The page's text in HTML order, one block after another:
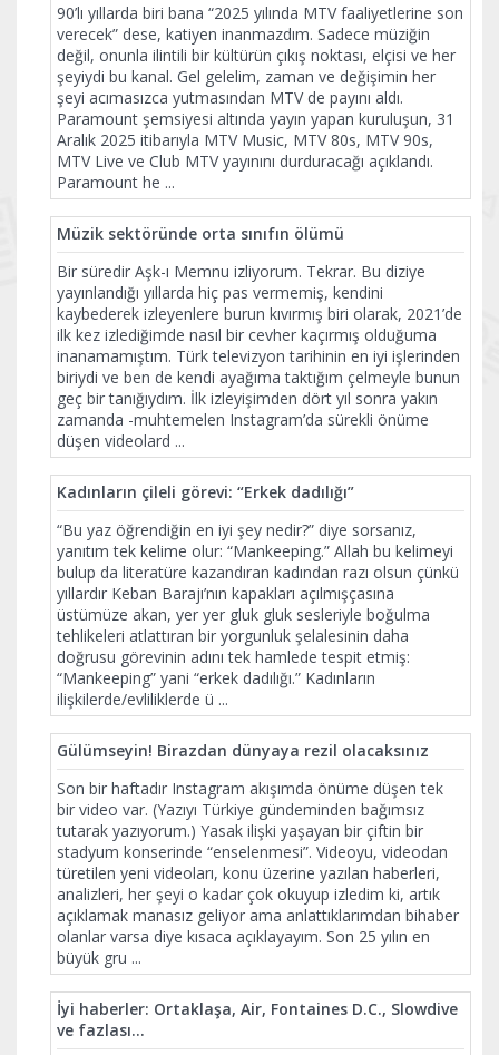
90’lı yıllarda biri bana “2025 yılında MTV faaliyetlerine son
verecek” dese, katiyen inanmazdım. Sadece müziğin
değil, onunla ilintili bir kültürün çıkış noktası, elçisi ve her
şeyiydi bu kanal. Gel gelelim, zaman ve değişimin her
şeyi acımasızca yutmasından MTV de payını aldı.
Paramount şemsiyesi altında yayın yapan kuruluşun, 31
Aralık 2025 itibarıyla MTV Music, MTV 80s, MTV 90s,
MTV Live ve Club MTV yayınını durduracağı açıklandı.
Paramount he ...
Müzik sektöründe orta sınıfın ölümü
Bir süredir Aşk-ı Memnu izliyorum. Tekrar. Bu diziye
yayınlandığı yıllarda hiç pas vermemiş, kendini
kaybederek izleyenlere burun kıvırmış biri olarak, 2021’de
ilk kez izlediğimde nasıl bir cevher kaçırmış olduğuma
inanamamıştım. Türk televizyon tarihinin en iyi işlerinden
biriydi ve ben de kendi ayağıma taktığım çelmeyle bunun
geç bir tanığıydım. İlk izleyişimden dört yıl sonra yakın
zamanda -muhtemelen Instagram’da sürekli önüme
düşen videolard ...
Kadınların çileli görevi: “Erkek dadılığı”
“Bu yaz öğrendiğin en iyi şey nedir?” diye sorsanız,
yanıtım tek kelime olur: “Mankeeping.” Allah bu kelimeyi
bulup da literatüre kazandıran kadından razı olsun çünkü
yıllardır Keban Barajı’nın kapakları açılmışçasına
üstümüze akan, yer yer gluk gluk sesleriyle boğulma
tehlikeleri atlattıran bir yorgunluk şelalesinin daha
doğrusu görevinin adını tek hamlede tespit etmiş:
“Mankeeping” yani “erkek dadılığı.” Kadınların
ilişkilerde/evliliklerde ü ...
Gülümseyin! Birazdan dünyaya rezil olacaksınız
Son bir haftadır Instagram akışımda önüme düşen tek
bir video var. (Yazıyı Türkiye gündeminden bağımsız
tutarak yazıyorum.) Yasak ilişki yaşayan bir çiftin bir
stadyum konserinde “enselenmesi”. Videoyu, videodan
türetilen yeni videoları, konu üzerine yazılan haberleri,
analizleri, her şeyi o kadar çok okuyup izledim ki, artık
açıklamak manasız geliyor ama anlattıklarımdan bihaber
olanlar varsa diye kısaca açıklayayım. Son 25 yılın en
büyük gru ...
İyi haberler: Ortaklaşa, Air, Fontaines D.C., Slowdive
ve fazlası…